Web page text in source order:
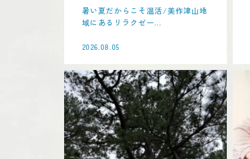
暑い夏だからこそ温活/美作津山地
域にあるリラクゼー...
2026.08.05